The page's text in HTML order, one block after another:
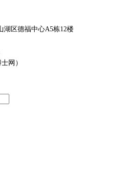
德福中心A5栋12楼
网）